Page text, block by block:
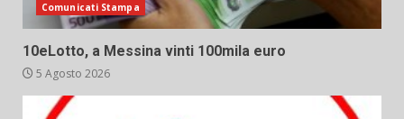
Comunicati Stampa
10eLotto, a Messina vinti 100mila euro
5 Agosto 2026